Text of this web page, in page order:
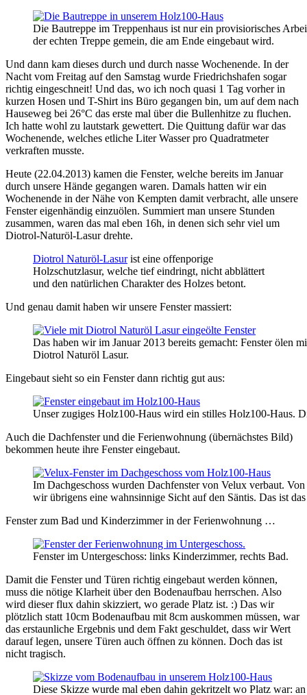
Die Bautreppe im Treppenhaus ist nur ein provisiorisches
der echten Treppe gemein, die am Ende eingebaut wird.
Und dann kam dieses durch und durch nasse Wochenende. In der
Nacht vom Freitag auf den Samstag wurde Friedrichshafen sogar
richtig eingeschneit! Und das, wo ich noch quasi 1 Tag vorher in
kurzen Hosen und T-Shirt ins Büro gegangen bin, um auf dem nach
Hauseweg bei 26°C das erste mal über die Bullenhitze zu fluchen.
Ich hatte wohl zu lautstark gewettert. Die Quittung dafür war das
Wochenende, welches etliche Liter Wasser pro Quadratmeter
verkraften musste.
Heute (22.04.2013) kamen die Fenster, welche bereits im Januar
durch unsere Hände gegangen waren. Damals hatten wir ein
Wochenende in der Nähe von Kempten damit verbracht, alle unsere
Fenster eigenhändig einzuölen. Summiert man unsere Stunden
zusammen, waren das mal eben 16h, in denen sich sehr viel um
Diotrol-Naturöl-Lasur drehte.
Diotrol Naturöl-Lasurist eine offenporige
Holzschutzlasur, welche tief eindringt, nicht abblättert
und den natürlichen Charakter des Holzes betont.
Und genau damit haben wir unsere Fenster massiert:
Das haben wir im Januar 2013 bereits gemacht: Fenster ölen
Diotrol Naturöl Lasur.
Eingebaut sieht so ein Fenster dann richtig gut aus:
Unser zugiges Holz100-Haus wird ein stilles Holz100-Haus.
Auch die Dachfenster und die Ferienwohnung (übernächstes Bild)
bekommen heute ihre Fenster eingebaut.
Im Dachgeschoss wurden Dachfenster von Velux verbaut.
wir übrigens eine wahnsinnige Sicht auf den Säntis. Das ist
Fenster zum Bad und Kinderzimmer in der Ferienwohnung …
Fenster im Untergeschoss: links Kinderzimmer, rechts Bad.
Damit die Fenster und Türen richtig eingebaut werden können,
muss die nötige Klarheit über den Bodenaufbau herrschen. Also
wird dieser flux dahin skizziert, wo gerade Platz ist. :) Das wir
plötzlich statt 10cm Bodenaufbau mit 8cm auskommen müssen, war
das erstaunliche Ergebnis und dem Fakt geschuldet, dass wir Wert
darauf legen, unsere Türen auch öffnen zu können. Doch das ist
nicht tragisch.
Diese Skizze wurde mal eben dahin gekritzelt wo Platz war: